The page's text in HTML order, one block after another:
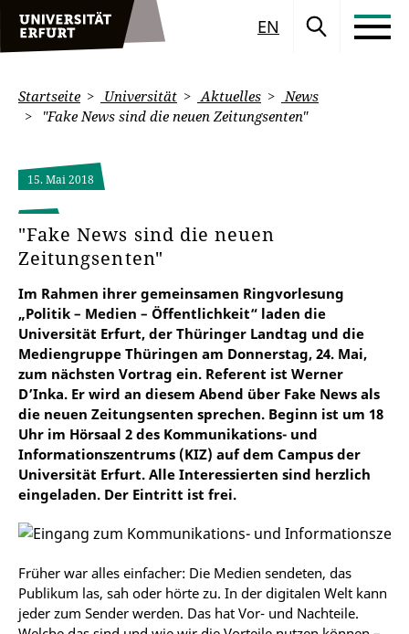
EN
Startseite Universität Aktuelles
News
"Fake News sind die neuen Zeitungsenten"
15. Mai 2018
"Fake News sind die neuen
Zeitungsenten"
Im Rahmen ihrer gemeinsamen Ringvorlesung
„Politik – Medien – Öffentlichkeit“ laden die
Universität Erfurt, der Thüringer Landtag und die
Mediengruppe Thüringen am Donnerstag, 24. Mai,
zum nächsten Vortrag ein. Referent ist Werner
D’Inka. Er wird an diesem Abend über Fake News als
die neuen Zeitungsenten sprechen. Beginn ist um 18
Uhr im Hörsaal 2 des Kommunikations- und
Informationszentrums (KIZ) auf dem Campus der
Universität Erfurt. Alle Interessierten sind herzlich
eingeladen. Der Eintritt ist frei.
Früher war alles einfacher: Die Medien sendeten, das
Publikum las, sah oder hörte zu. In der digitalen Welt kann
jeder zum Sender werden. Das hat Vor- und Nachteile.